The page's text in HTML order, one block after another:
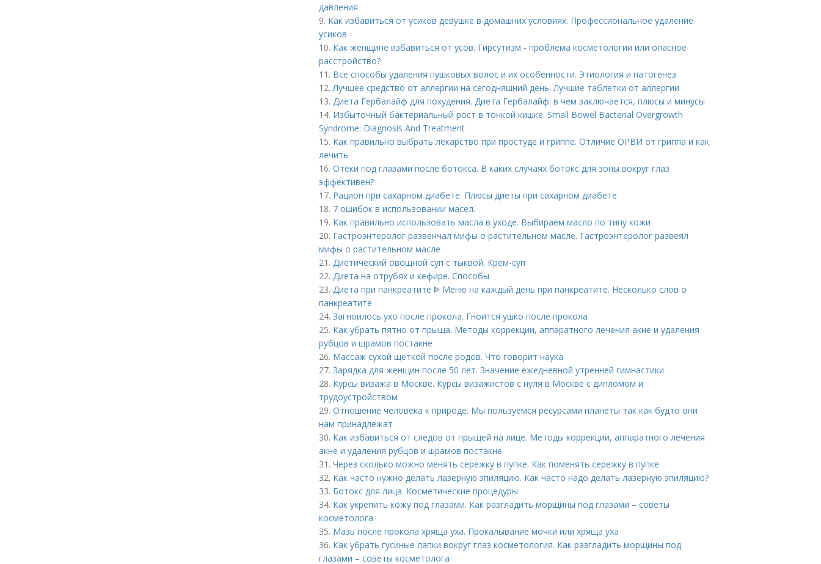
давления
9. Как избавиться от усиков девушке в домашних условиях. Профессиональное удаление
усиков
10. Как женщине избавиться от усов. Гирсутизм - проблема косметологии или опасное
расстройство?
11. Все способы удаления пушковых волос и их особенности. Этиология и патогенез
12.Лучшее средство от аллергии на сегодняшний день. Лучшие таблетки от аллергии
13. Диета Гербалайф для похудения. Диета Гербалайф: в чем заключается, плюсы и минусы
14. Избыточный бактериальный рост в тонкой кишке. Small Bowel Bacterial Overgrowth
Syndrome: Diagnosis And Treatment
15. Как правильно выбрать лекарство при простуде и гриппе. Отличие ОРВИ от гриппа и как
лечить
16. Отеки под глазами после ботокса. В каких случаях ботокс для зоны вокруг глаз
эффективен?
17. Рацион при сахарном диабете. Плюсы диеты при сахарном диабете
18. 7 ошибок в использовании масел.
19. Как правильно использовать масла в уходе. Выбираем масло по типу кожи
20. Гастроэнтеролог развенчал мифы о растительном масле. Гастроэнтеролог развеял
мифы о растительном масле
21. Диетический овощной суп с тыквой. Крем-суп
22. Диета на отрубях и кефире. Способы
23. Диета при панкреатите ᐈ Меню на каждый день при панкреатите. Несколько слов о
панкреатите
24. Загноилось ухо после прокола. Гноится ушко после прокола
25. Как убрать пятно от прыща. Методы коррекции, аппаратного лечения акне и удаления
рубцов и шрамов постакне
26. Массаж сухой щеткой после родов. Что говорит наука
27. Зарядка для женщин после 50 лет. Значение ежедневной утренней гимнастики
28. Курсы визажа в Москве. Курсы визажистов с нуля в Москве с дипломом и
трудоустройством
29. Отношение человека к природе. Мы пользуемся ресурсами планеты так как будто они
нам принадлежат
30. Как избавиться от следов от прыщей на лице. Методы коррекции, аппаратного лечения
акне и удаления рубцов и шрамов постакне
31. Через сколько можно менять сережку в пупке. Как поменять сережку в пупке
32. Как часто нужно делать лазерную эпиляцию. Как часто надо делать лазерную эпиляцию?
33. Ботокс для лица. Косметические процедуры
34. Как укрепить кожу под глазами. Как разгладить морщины под глазами – советы
косметолога
35. Мазь после прокола хряща уха. Прокалывание мочки или хряща уха
36. Как убрать гусиные лапки вокруг глаз косметология. Как разгладить морщины под
глазами – советы косметолога